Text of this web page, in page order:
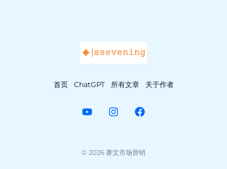
首页 ChatGPT 所有文章 关于作者
© 2026 赛文市场营销